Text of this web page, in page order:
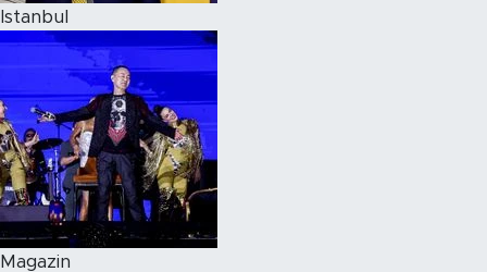
Istanbul
Magazin